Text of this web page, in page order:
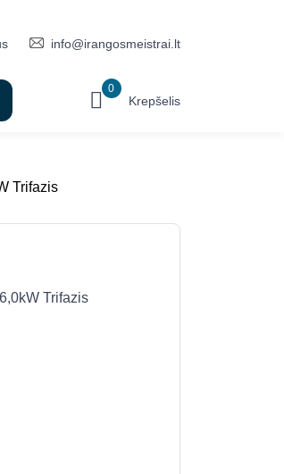
info@irangosmeistrai.lt
0
Krepšelis
Trifazis
Trifazis